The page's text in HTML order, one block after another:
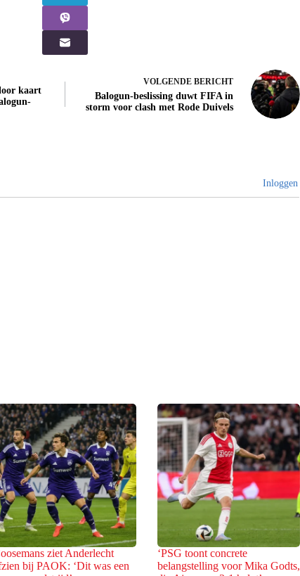
kaart
VOLGENDE BERICHT
Balogun-beslissing duwt FIFA in
storm voor clash met Rode Duivels
Inloggen
ziet Anderlecht
bij PAOK: ‘Dit was een
‘PSG toont concrete
belangstelling voor Mika Godts,